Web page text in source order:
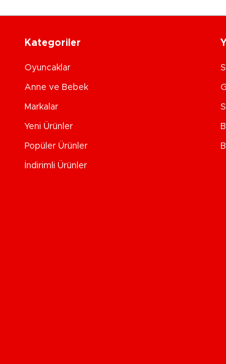
Kategoriler
Oyuncaklar
Anne ve Bebek
Markalar
Yeni Ürünler
Popüler Ürünler
İndirimli Ürünler